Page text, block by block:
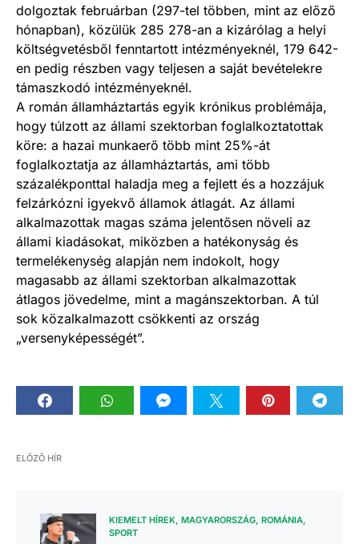
dolgoztak februárban (297-tel többen, mint az előző
hónapban), közülük 285 278-an a kizárólag a helyi
költségvetésből fenntartott intézményeknél, 179 642-
en pedig részben vagy teljesen a saját bevételekre
támaszkodó intézményeknél.
A román államháztartás egyik krónikus problémája,
hogy túlzott az állami szektorban foglalkoztatottak
köre: a hazai munkaerő több mint 25%-át
foglalkoztatja az államháztartás, ami több
százalékponttal haladja meg a fejlett és a hozzájuk
felzárkózni igyekvő államok átlagát. Az állami
alkalmazottak magas száma jelentősen növeli az
állami kiadásokat, miközben a hatékonyság és
termelékenység alapján nem indokolt, hogy
magasabb az állami szektorban alkalmazottak
átlagos jövedelme, mint a magánszektorban. A túl
sok közalkalmazott csökkenti az ország
„versenyképességét”.
ELŐZŐ HÍR
KIEMELT HÍREK MAGYARORSZÁG ROMÁNIA
SPORT